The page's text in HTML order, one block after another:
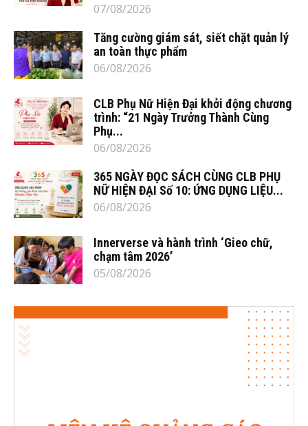
07/08/2026
Tăng cường giám sát, siết chặt quản lý
an toàn thực phẩm
06/08/2026
CLB Phụ Nữ Hiện Đại khởi động chương
trình: “21 Ngày Trưởng Thành Cùng
Phụ...
06/08/2026
365 NGÀY ĐỌC SÁCH CÙNG CLB PHỤ
NỮ HIỆN ĐẠI Số 10: ỨNG DỤNG LIỆU...
06/08/2026
Innerverse và hành trình ‘Gieo chữ,
chạm tâm 2026’
05/08/2026